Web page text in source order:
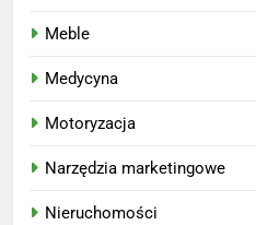
Meble
Medycyna
Motoryzacja
Narzędzia marketingowe
Nieruchomości